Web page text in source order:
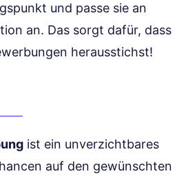
und passe sie an
an. Das sorgt dafür, dass
herausstichst!
ist ein unverzichtbares
auf den gewünschten